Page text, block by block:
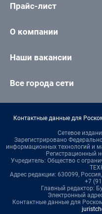
Прайс-лист
О компании
Наши вакансии
Все города сети
Контактные данные для
Сетевое
Зарегистрировано
информационных технологий и
Регистрационный
Учредитель: Общество с
Адрес редакции: 630099,
+7
Главный редактор:
Электронный
Контактные данные для